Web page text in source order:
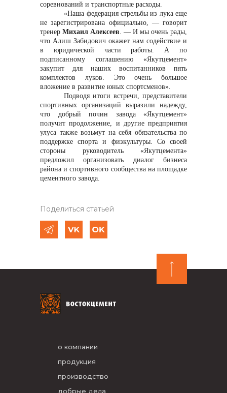
соревнований и транспортные расходы.
«Наша федерация стрельбы из лука еще
не зарегистрирована официально, — говорит
тренер Михаил Алексеев. — И мы очень рады,
что Алиш Забидович окажет нам содействие и
в юридической части работы. А по
подписанному соглашению «Якутцемент»
закупит для наших воспитанников пять
комплектов луков. Это очень большое
вложение в развитие юных спортсменов».
Подводя итоги встречи, представители
спортивных организаций выразили надежду,
что добрый почин завода «Якутцемент»
получит продолжение, и другие предприятия
улуса также возьмут на себя обязательства по
поддержке спорта и физкультуры. Со своей
стороны руководитель «Якутцемента»
предложил организовать диалог бизнеса
района и спортивного сообщества на площадке
цементного завода.
Поделиться статьей
о компании
продукция
производство
добрые дела